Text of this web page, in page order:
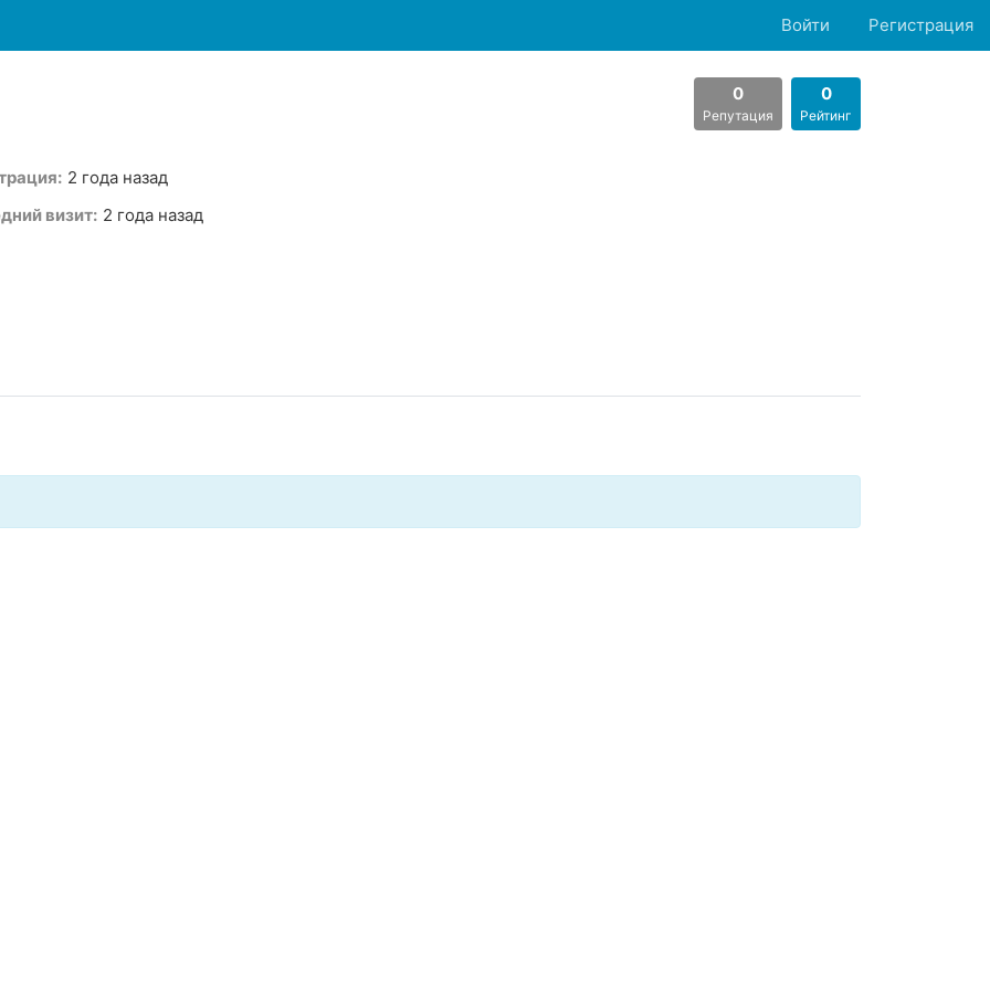
Войти Регистрация
0
Репутация
0
Рейтинг
2 года назад
визит: 2 года назад